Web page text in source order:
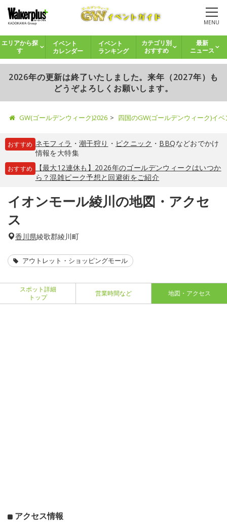
MENU
エリアから探
す
イベント
カレンダー
イベント
ランキング
カテゴリ別
おすすめ
最新
ニュース
2026年の更新は終了いたしました。来年（2027年）も
どうぞよろしくお願いします。
GW(ゴールデンウィーク)2026 四国のGW(ゴールデンウィーク)イ
おすすめ ネモフィラ ・ 潮干狩り ・ ピクニック ・ BBQなどおでかけ
情報を大特集
おすすめ
【最大12連休も】2026年のゴールデンウィークはいつか
ら？混雑ピーク予想と回避術をご紹介
イオンモール綾川の地図・アクセ
ス
香川県綾歌郡綾川町
アウトレット・ショッピングモール
スポット詳細
トップ
営業時間など 地図・アクセス
アクセス情報